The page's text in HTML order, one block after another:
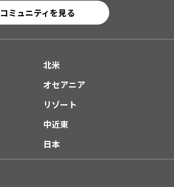
コミュニティを見る
北米
オセアニア
リゾート
中近東
日本